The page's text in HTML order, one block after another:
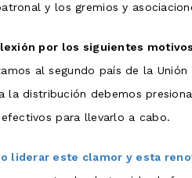
y los gremios y
por los siguientes
al segundo país de la
la distribución debemos
para llevarlo a cabo.
liderar este clamor y esta